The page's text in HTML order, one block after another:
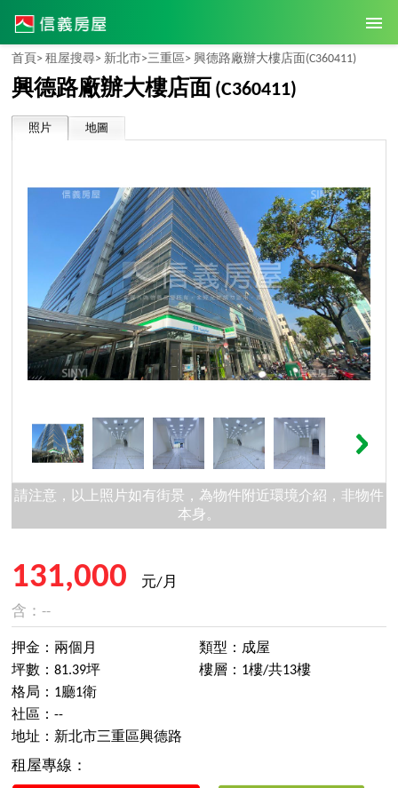
首頁> 租屋搜尋> 新北市>三重區> 興德路廠辦大樓店面(C360411)
興德路廠辦大樓店面 (C360411)
照片 地圖
請注意，以上照片如有街景，為物件附近環境介紹，非物件
本身。
131,000
元/月
含：--
押金：兩個月
坪數：81.39坪
類型：成屋
樓層：1樓/共13樓
格局：1廳1衛
社區：--
地址：新北市三重區興德路
租屋專線：